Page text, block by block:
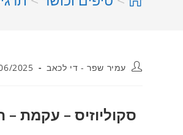
עמיר שפר - די לכאב 2025
סקוליוזיס – עקמת –